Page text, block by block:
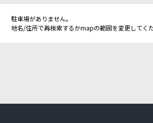
駐車場がありません。
地名/住所で再検索するかmapの範囲を変更してくだ